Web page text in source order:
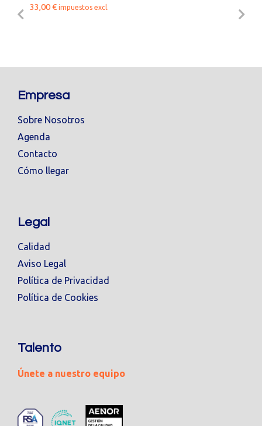
33,00€ impuestos excl.
Empresa
Sobre Nosotros
Agenda
Contacto
Cómo llegar
Legal
Calidad
Aviso Legal
Política de Privacidad
Política de Cookies
Talento
Únete a nuestro equipo